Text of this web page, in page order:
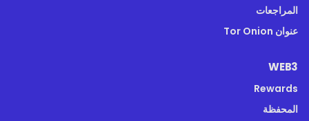
المراجعات
عنوان Tor Onion
WEB3
Rewards
المحفظة